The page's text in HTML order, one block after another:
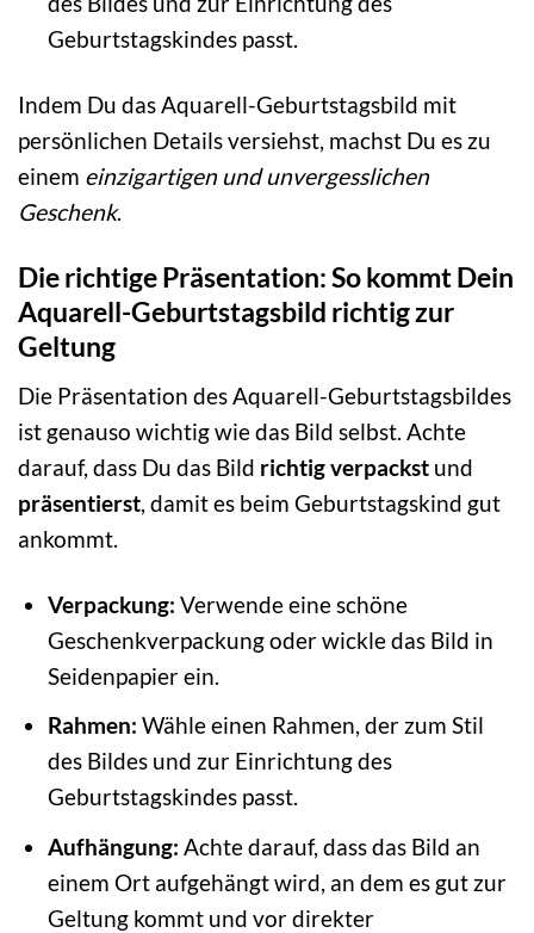
Geburtstagskindes passt.
Indem Du das Aquarell-Geburtstagsbild mit
persönlichen Details versiehst, machst Du es zu
einem einzigartigen und unvergesslichen
Geschenk.
Die richtige Präsentation: So kommt Dein
Aquarell-Geburtstagsbild richtig zur
Geltung
Die Präsentation des Aquarell-Geburtstagsbildes
ist genauso wichtig wie das Bild selbst. Achte
darauf, dass Du das Bild richtig verpackst und
präsentierst, damit es beim Geburtstagskind gut
ankommt.
Verpackung: Verwende eine schöne
Geschenkverpackung oder wickle das Bild in
Seidenpapier ein.
Rahmen: Wähle einen Rahmen, der zum Stil
des Bildes und zur Einrichtung des
Geburtstagskindes passt.
Aufhängung: Achte darauf, dass das Bild an
einem Ort aufgehängt wird, an dem es gut zur
Geltung kommt und vor direkter